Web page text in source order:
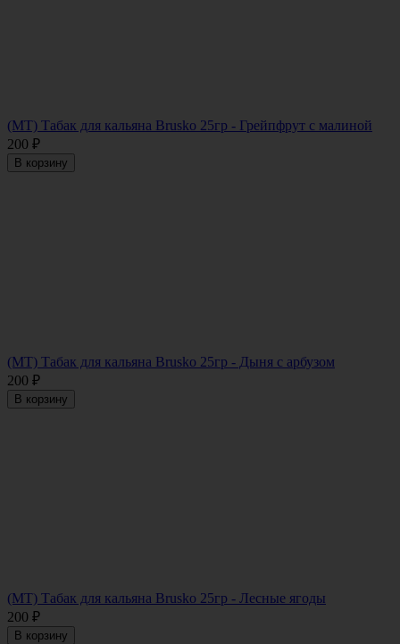
(МТ) Табак для кальяна Brusko 25гр - Грейпфрут с малиной
200 ₽
В корзину
(МТ) Табак для кальяна Brusko 25гр - Дыня с арбузом
200 ₽
В корзину
(МТ) Табак для кальяна Brusko 25гр - Лесные ягоды
200 ₽
В корзину